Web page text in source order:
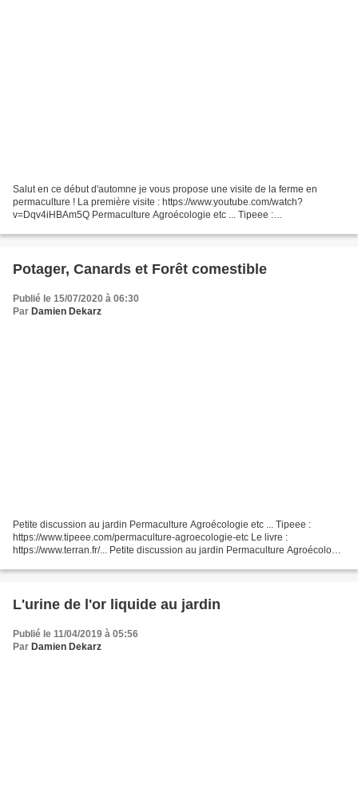
Salut en ce début d'automne je vous propose une visite de la ferme en
permaculture ! La première visite : https://www.youtube.com/watch?
v=Dqv4iHBAm5Q Permaculture Agroécologie etc ... Tipeee :
Potager, Canards et Forêt comestible
Publié le 15/07/2020 à 06:30
Par Damien Dekarz
Petite discussion au jardin Permaculture Agroécologie etc ... Tipeee :
https://www.tipeee.com/permaculture-agroecologie-etc Le livre :
https://www.terran.fr/... Petite discussion au jardin Permaculture Agroécologie
L'urine de l'or liquide au jardin
Publié le 11/04/2019 à 05:56
Par Damien Dekarz